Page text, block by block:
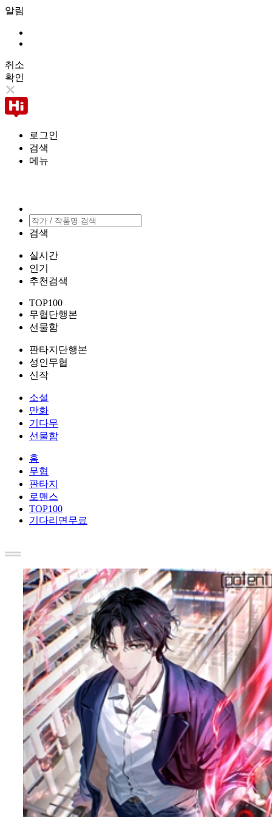
알림
취소
확인
로그인
검색
메뉴
검색
실시간
인기
추천검색
TOP100
무협단행본
선물함
판타지단행본
성인무협
신작
소설
만화
기다무
선물함
홈
무협
판타지
로맨스
TOP100
기다리면무료